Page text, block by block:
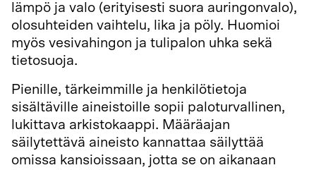
lämpö ja valo (erityisesti suora auringonvalo),
olosuhteiden vaihtelu, lika ja pöly. Huomioi
myös vesivahingon ja tulipalon uhka sekä
tietosuoja.
Pienille, tärkeimmille ja henkilötietoja
sisältäville aineistoille sopii paloturvallinen,
lukittava arkistokaappi. Määräajan
säilytettävä aineisto kannattaa säilyttää
omissa kansioissaan, jotta se on aikanaan